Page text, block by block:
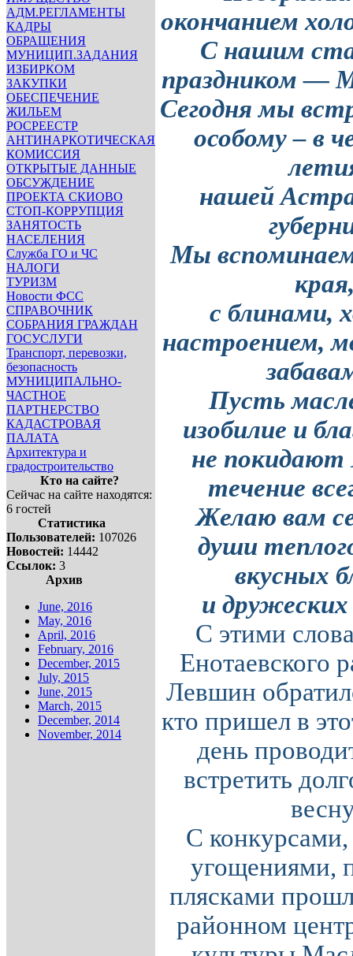
АДМ.РЕГЛАМЕНТЫ
КАДРЫ
ОБРАЩЕНИЯ
МУНИЦИП.ЗАДАНИЯ
ИЗБИРКОМ
ЗАКУПКИ
ОБЕСПЕЧЕНИЕ
ЖИЛЬЕМ
РОСРЕЕСТР
АНТИНАРКОТИЧЕСКАЯ
КОМИССИЯ
ОТКРЫТЫЕ ДАННЫЕ
ОБСУЖДЕНИЕ
ПРОЕКТА СКИОВО
СТОП-КОРРУПЦИЯ
ЗАНЯТОСТЬ
НАСЕЛЕНИЯ
Служба ГО и ЧС
НАЛОГИ
ТУРИЗМ
Новости ФСС
СПРАВОЧНИК
СОБРАНИЯ ГРАЖДАН
ГОСУСЛУГИ
Транспорт, перевозки,
безопасность
МУНИЦИПАЛЬНО-
ЧАСТНОЕ
ПАРТНЕРСТВО
КАДАСТРОВАЯ
ПАЛАТА
Архитектура и
градостроительство
Кто на сайте?
Сейчас на сайте находятся:
6 гостей
Статистика
Пользователей: 107026
Новостей: 14442
Ссылок: 3
Архив
June, 2016
May, 2016
April, 2016
February, 2016
December, 2015
July, 2015
June, 2015
March, 2015
December, 2014
November, 2014
окончанием
С нашим
праздником —
Сегодня мы
особому – в
нашей
Мы
с блинами,
настроением,
Пусть
изобилие и
не
течение
Желаю вам
души
вкусных
и
С этими
Енотаевского
Левшин
кто пришел в
день
встретить
С конкурсами,
угощениями,
плясками
районном